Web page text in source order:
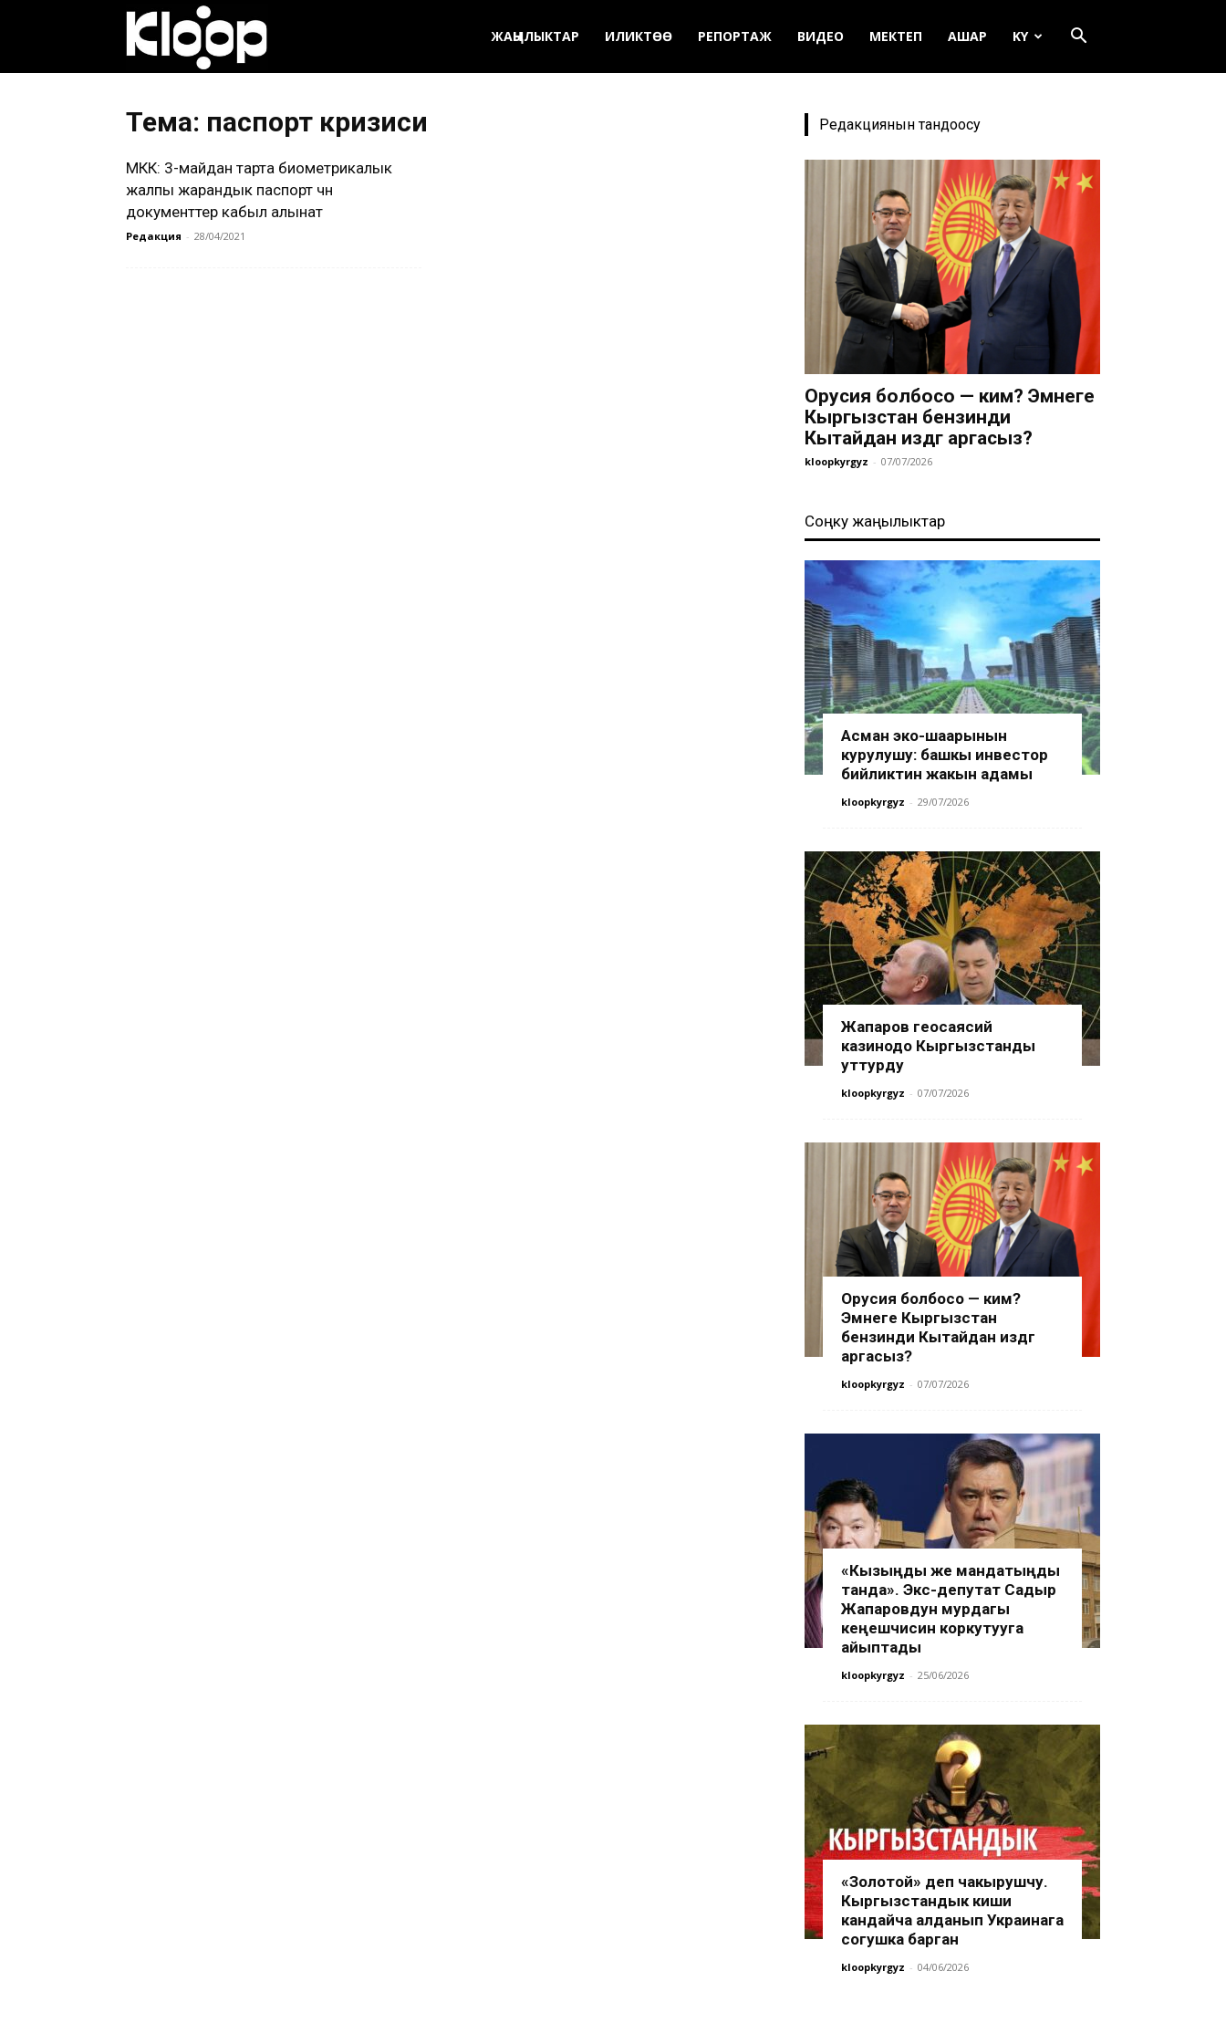
ЖАҢЫЛЫКТАР ИЛИКТӨӨ РЕПОРТАЖ ВИДЕО МЕКТЕП АШАР KY
Тема: паспорт кризиси
МКК: 3-майдан тарта биометрикалык
жалпы жарандык паспорт үчүн
документтер кабыл алынат
Редакция - 28/04/2021
Редакциянын тандоосу
Орусия болбосо — ким? Эмнеге
Кыргызстан бензинди
Кытайдан издөөгө аргасыз?
kloopkyrgyz - 07/07/2026
Соңку жаңылыктар
Асман эко-шаарынын
курулушу: башкы инвестор
бийликтин жакын адамы
kloopkyrgyz - 29/07/2026
Жапаров геосаясий
казинодо Кыргызстанды
уттурду
kloopkyrgyz - 07/07/2026
Орусия болбосо — ким?
Эмнеге Кыргызстан
бензинди Кытайдан издөөгө
аргасыз?
kloopkyrgyz - 07/07/2026
«Кызыңды же мандатыңды
танда». Экс-депутат Садыр
Жапаровдун мурдагы
кеңешчисин коркутууга
айыптады
kloopkyrgyz - 25/06/2026
«Золотой» деп чакырушчу.
Кыргызстандык киши
кандайча алданып Украинага
согушка барган
kloopkyrgyz - 04/06/2026